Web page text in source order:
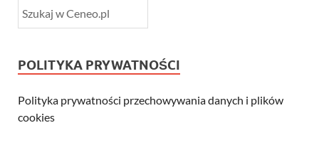
POLITYKA PRYWATNOŚCI
Polityka prywatności przechowywania danych i plików
cookies